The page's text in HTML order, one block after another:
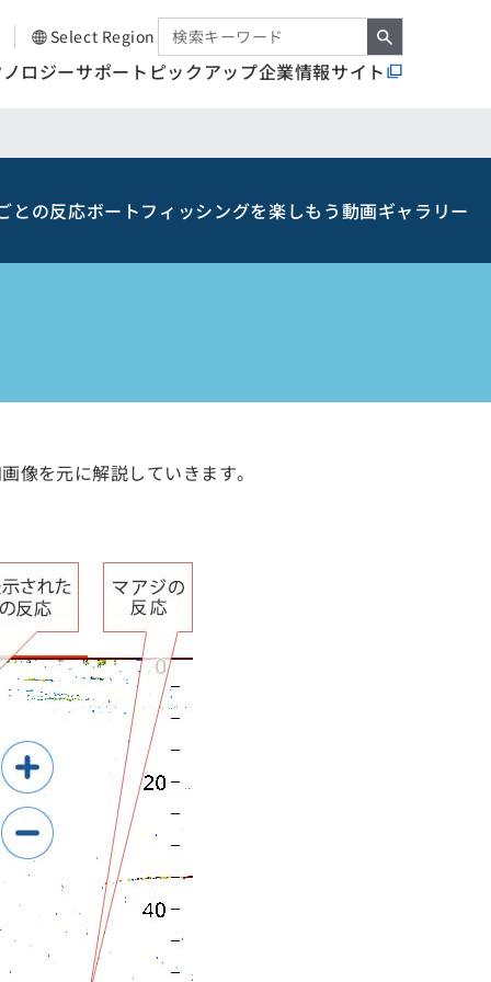
Select Region
ロジーサポート ピックアップ企業情報サイト
との反応ボートフィッシングを楽しもう動画ギャラリー
像を元に解説していきます。